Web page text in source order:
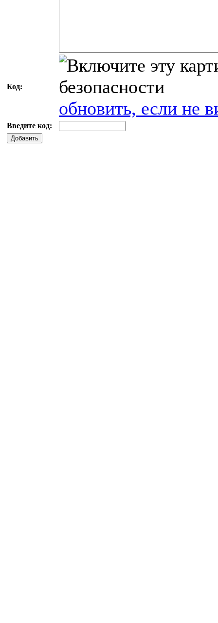
Код:
обновить, если не
Введите код:
Добавить